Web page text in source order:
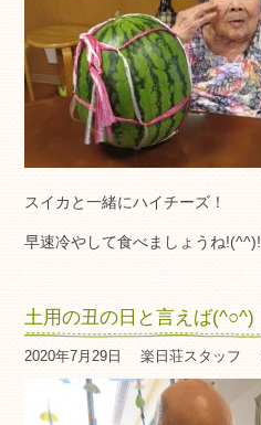
スイカと一緒にハイチーズ！
早速冷やして食べましょうね!(^^)!
土用の丑の日と言えば(^○^)
2020年7月29日 楽日荘スタッフ